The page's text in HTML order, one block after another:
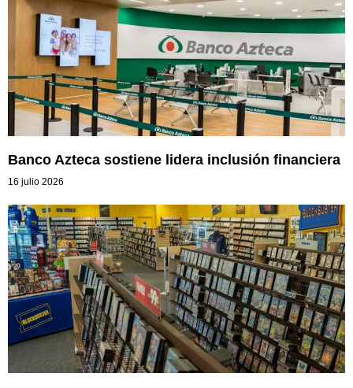
Banco Azteca sostiene lidera inclusión financiera
16 julio 2026